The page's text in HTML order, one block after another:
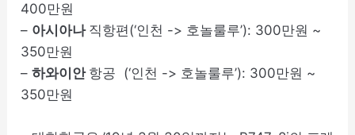
400만원
– 아시아나 직항편(‘인천 -> 호놀룰루’): 300만원 ~
350만원
–하와이안 항공 (‘인천 -> 호놀룰루’): 300만원 ~
350만원